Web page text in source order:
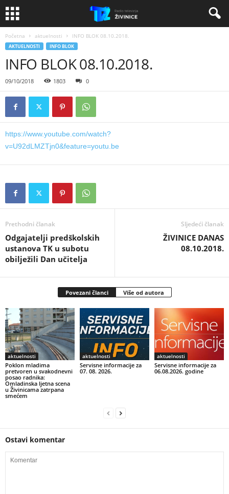
Početna aktuelnosti INFO BLOK 08.10.2018.
AKTUELNOSTI INFO BLOK
INFO BLOK 08.10.2018.
09/10/2018 1803 0
https://www.youtube.com/watch?
v=U92dLMZTjn0&feature=youtu.be
Prethodni članak
Odgajatelji predškolskih
ustanova TK u subotu
obilježili Dan učitelja
Sljedeći članak
ŽIVINICE DANAS
08.10.2018.
Povezani članci Više od autora
aktuelnosti
Poklon mladima
pretvoren u svakodnevni
posao radnika:
Omladinska ljetna scena
u Živinicama zatrpana
smećem
aktuelnosti
Servisne informacije za
07. 08. 2026.
aktuelnosti
Servisne informacije za
06.08.2026. godine
Ostavi komentar